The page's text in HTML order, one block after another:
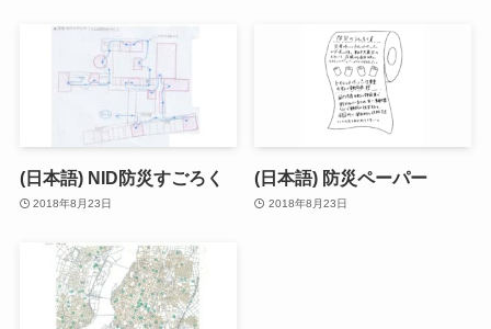
(日本語) NID防災すごろく
2018年8月23日
(日本語) 防災ペーパー
2018年8月23日